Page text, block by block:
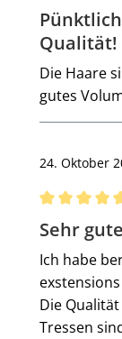
Bewertung
Qualität!
Die Haare
gutes
24. Oktober
Bewertung
Sehr
Ich habe
Die
Tressen